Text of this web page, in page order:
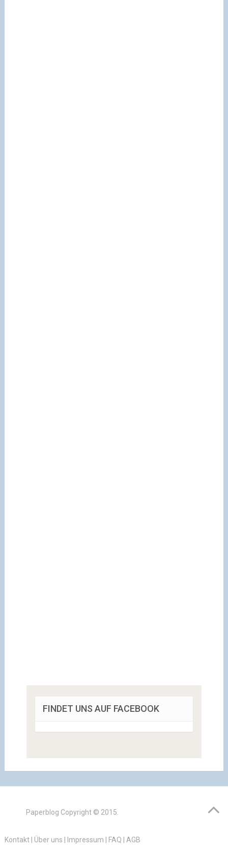
FINDET UNS AUF FACEBOOK
Paperblog Copyright © 2015.
Kontakt| Über uns Impressum FAQ AGB